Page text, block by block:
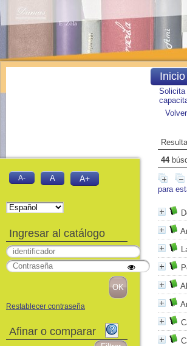
Solicita
44
para
Inicio
A- A A+
Ingresar al catálogo
Restablecer contraseña
Afinar o comparar